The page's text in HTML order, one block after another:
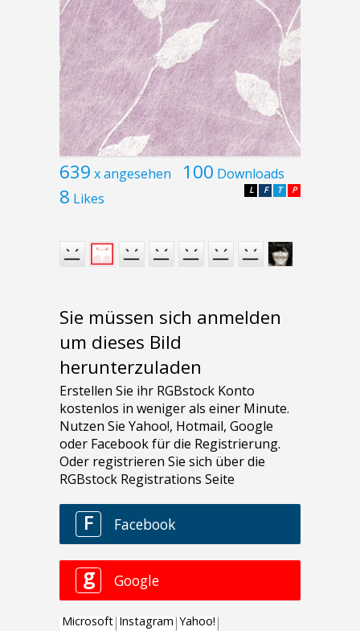
639 x angesehen 100 Downloads
8 Likes P
T
F
L
Sie müssen sich anmelden
um dieses Bild
herunterzuladen